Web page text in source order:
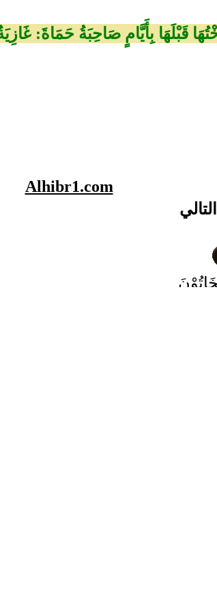
قَبْلَهَا بِأَيَّامٍ صَاحِبَةُ حَمَاةَ:
Alhibr1.com